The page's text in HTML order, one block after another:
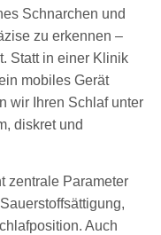
Schnarchen und
zu erkennen –
Statt in einer Klinik
mobiles Gerät
wir Ihren Schlaf unter
diskret und
zentrale Parameter
Auch